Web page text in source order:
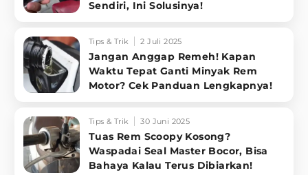
Sendiri, Ini Solusinya!
Tips & Trik 2 Juli 2025
Jangan Anggap Remeh! Kapan
Waktu Tepat Ganti Minyak Rem
Motor? Cek Panduan Lengkapnya!
Tips & Trik 30 Juni 2025
Tuas Rem Scoopy Kosong?
Waspadai Seal Master Bocor, Bisa
Bahaya Kalau Terus Dibiarkan!